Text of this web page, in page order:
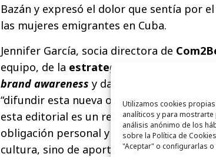
Utilizamos cookies
analíticos y para
análisis anónimo de los
sobre la Política de
"Aceptar" o configurarlas
Bazán y expresó el dolor que sentía por
las mujeres emigrantes en Cuba.
Jennifer García, socia directora de
equipo, de la estrategia global de
brand awareness y dar voz a sus nuevos
“difundir esta nueva obra y dar
esta editorial es un reto que
obligación personal y profesional: no
cultura, sino de aportar luz al papel de